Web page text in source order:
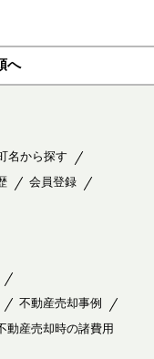
へ
名から探す
会員登録
不動産売却事例
動産売却時の諸費用